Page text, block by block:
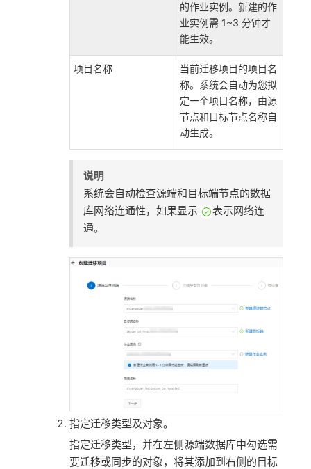
的作业实例。新建的作
业实例需 1~3 分钟才
能生效。
项目名称
当前迁移项目的项目名
称。系统会自动为您拟
定一个项目名称，由源
节点和目标节点名称自
动生成。
说明
系统会自动检查源端和目标端节点的数据
库网络连通性，如果显示
表示网络连
通。
指定迁移类型及对象。
指定迁移类型，并在左侧源端数据库中勾选需
要迁移或同步的对象，将其添加到右侧的目标